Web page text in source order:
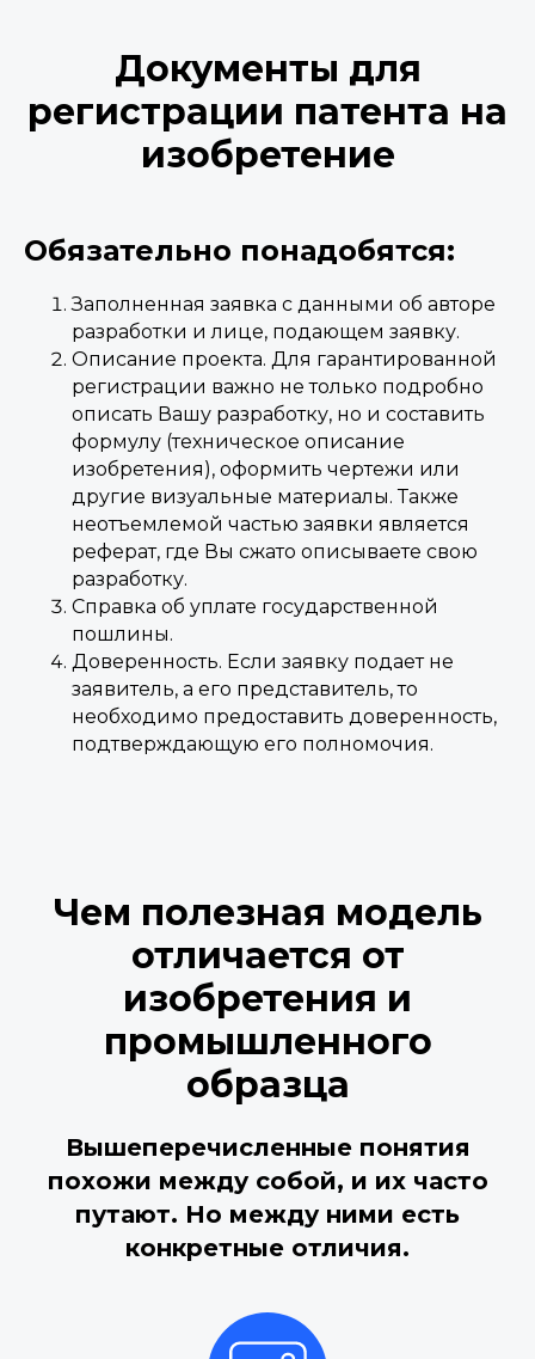
Документы для
регистрации патента на
изобретение
Обязательно понадобятся:
Заполненная заявка с данными об авторе
разработки и лице, подающем заявку.
Описание проекта. Для гарантированной
регистрации важно не только подробно
описать Вашу разработку, но и составить
формулу (техническое описание
изобретения), оформить чертежи или
другие визуальные материалы. Также
неотъемлемой частью заявки является
реферат, где Вы сжато описываете свою
разработку.
Справка об уплате государственной
пошлины.
Доверенность. Если заявку подает не
заявитель, а его представитель, то
необходимо предоставить доверенность,
подтверждающую его полномочия.
Чем полезная модель
отличается от
изобретения и
промышленного
образца
Вышеперечисленные понятия
похожи между собой, и их часто
путают. Но между ними есть
конкретные отличия.